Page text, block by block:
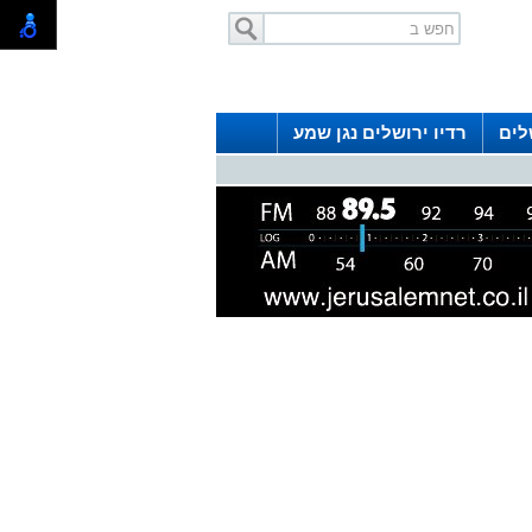
רדיו ירושלים נגן שמע